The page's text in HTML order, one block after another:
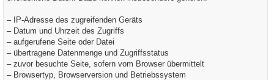
– IP-Adresse des zugreifenden Geräts
– Datum und Uhrzeit des Zugriffs
– aufgerufene Seite oder Datei
– übertragene Datenmenge und Zugriffsstatus
– zuvor besuchte Seite, sofern vom Browser übermittelt
– Browsertyp, Browserversion und Betriebssystem